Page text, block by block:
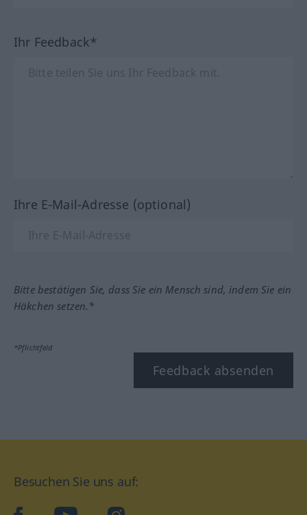
Ihr Feedback*
Ihre E-Mail-Adresse (optional)
Bitte bestätigen Sie, dass Sie ein Mensch sind, indem Sie ein
Häkchen setzen.*
*Pflichtfeld
Feedback absenden
Besuchen Sie uns auf: